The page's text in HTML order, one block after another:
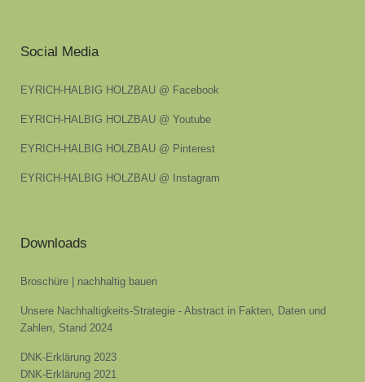
Social Media
EYRICH-HALBIG HOLZBAU @ Facebook
EYRICH-HALBIG HOLZBAU @ Youtube
EYRICH-HALBIG HOLZBAU @ Pinterest
EYRICH-HALBIG HOLZBAU @ Instagram
Downloads
Broschüre | nachhaltig bauen
Unsere Nachhaltigkeits-Strategie - Abstract in Fakten, Daten und
Zahlen, Stand 2024
DNK-Erklärung 2023
DNK-Erklärung 2021